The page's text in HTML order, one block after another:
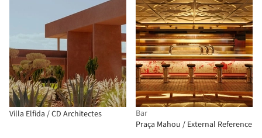
Villa Elfida / CD Architectes
Bar
Praça Mahou / External Reference